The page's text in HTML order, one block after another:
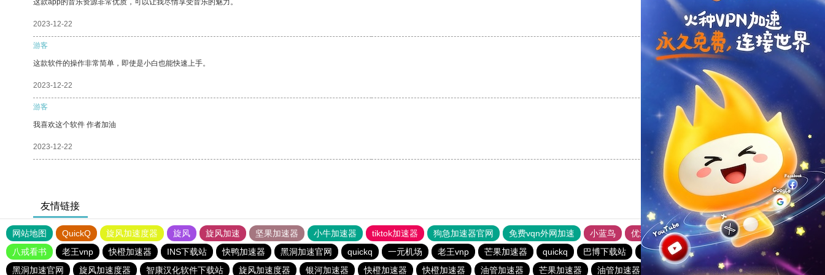
这款app的音乐资源非常优质，可以让我尽情享受音乐的魅力。
2023-12-22 支持[0] 反对
游客
这款软件的操作非常简单，即使是小白也能快速上手。
2023-12-22 支持
游客
我喜欢这个软件 作者加油
2023-12-22 支持 反对
友情链接
网站地图 QuickQ 旋风加速度器 旋风 旋风加速 坚果加速器 小牛加速器 tiktok加速器 狗急加速器官网 免费vqn外网加速 小蓝鸟 优途加速器官网 风驰加速器
旋风加速器
八戒看书
老王vnp 快橙加速器 INS下载站 快鸭加速器 黑洞加速官网 quickq 一元机场 老王vnp 芒果加速器 quickq 巴博下载站 quickq quickq
一元机场
黑洞加速官网
旋风加速度器 智康汉化软件下载站 旋风加速度器 银河加速器 快橙加速器 快橙加速器 油管加速器 芒果加速器 油管加速器 银河加速器 快橙加速器